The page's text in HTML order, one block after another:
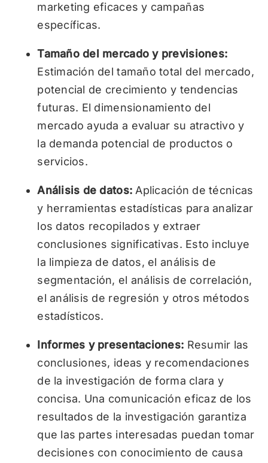
marketing eficaces y campañas
específicas.
Tamaño del mercado y previsiones:
Estimación del tamaño total del mercado,
potencial de crecimiento y tendencias
futuras. El dimensionamiento del
mercado ayuda a evaluar su atractivo y
la demanda potencial de productos o
servicios.
Análisis de datos: Aplicación de técnicas
y herramientas estadísticas para analizar
los datos recopilados y extraer
conclusiones significativas. Esto incluye
la limpieza de datos, el análisis de
segmentación, el análisis de correlación,
el análisis de regresión y otros métodos
estadísticos.
Informes y presentaciones: Resumir las
conclusiones, ideas y recomendaciones
de la investigación de forma clara y
concisa. Una comunicación eficaz de los
resultados de la investigación garantiza
que las partes interesadas puedan tomar
decisiones con conocimiento de causa